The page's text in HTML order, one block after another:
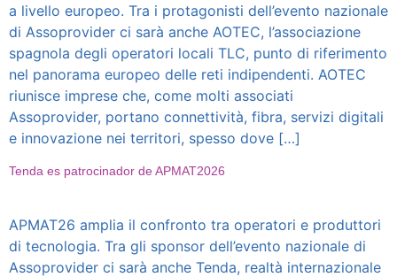
a livello europeo. Tra i protagonisti dell’evento nazionale
di Assoprovider ci sarà anche AOTEC, l’associazione
spagnola degli operatori locali TLC, punto di riferimento
nel panorama europeo delle reti indipendenti. AOTEC
riunisce imprese che, come molti associati
Assoprovider, portano connettività, fibra, servizi digitali
e innovazione nei territori, spesso dove […]
Tenda es patrocinador de APMAT2026
APMAT26 amplia il confronto tra operatori e produttori
di tecnologia. Tra gli sponsor dell’evento nazionale di
Assoprovider ci sarà anche Tenda, realtà internazionale